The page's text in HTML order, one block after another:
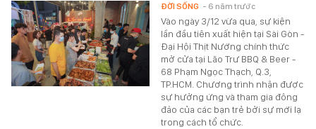
Vào ngày 3/12 vừa qua, sự kiện
lần đầu tiên xuất hiện tại Sài Gòn -
Đại Hội Thịt Nướng chính thức
mở cửa tại Lão Trư BBQ & Beer -
68 Phạm Ngọc Thạch, Q.3,
TP.HCM. Chương trình nhận được
sự hưởng ứng và tham gia đông
đảo của các bạn trẻ bởi sự mới lạ
trong cách tổ chức.
ĐỜI SỐNG - 6 năm trước